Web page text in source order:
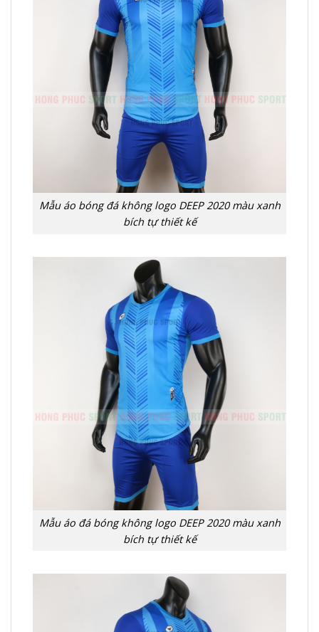
Mẫu áo bóng đá không logo DEEP 2020 màu xanh
bích tự thiết kế
Mẫu áo đá bóng không logo DEEP 2020 màu xanh
bích tự thiết kế